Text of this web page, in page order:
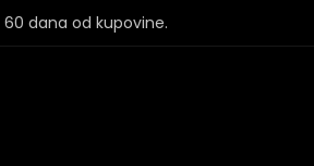
dana od kupovine.